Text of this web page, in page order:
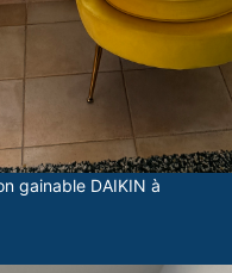
gainable DAIKIN à